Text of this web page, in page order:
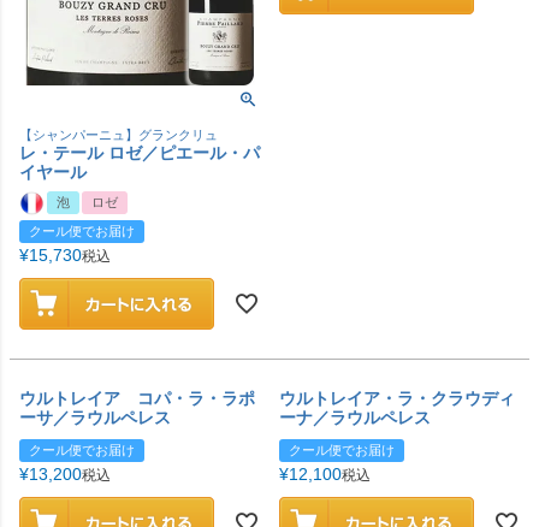
【シャンパーニュ】グランクリュ
レ・テール ロゼ／ピエール・パ
イヤール
泡
ロゼ
クール便でお届け
¥15,730税込
ウルトレイア コパ・ラ・ラポ
ーサ／ラウルペレス
クール便でお届け
¥13,200税込
ウルトレイア・ラ・クラウディ
ーナ／ラウルペレス
クール便でお届け
¥12,100税込